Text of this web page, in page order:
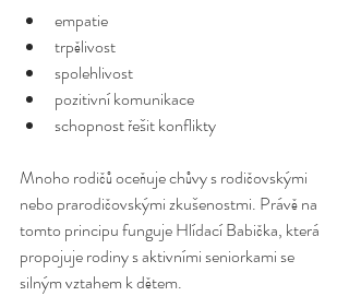
empatie
trpělivost
spolehlivost
pozitivní komunikace
schopnost řešit konflikty
Mnoho rodičů oceňuje chůvy s rodičovskými
nebo prarodičovskými zkušenostmi. Právě na
tomto principu funguje Hlídací Babička, která
propojuje rodiny s aktivními seniorkami se
silným vztahem k dětem.